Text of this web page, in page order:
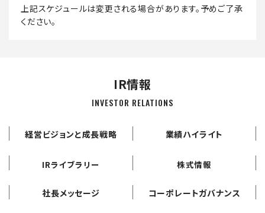
上記スケジュールは変更される場合があります。予めご了承
ください。
IR情報
INVESTOR RELATIONS
経営ビジョンと成長戦略 業績ハイライト
IRライブラリー 株式情報
社長メッセージ コーポレートガバナンス